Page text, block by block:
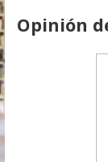
Opinión